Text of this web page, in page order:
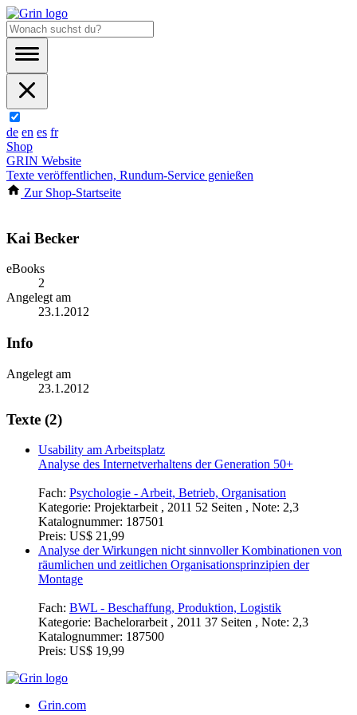
de en es fr
Shop
GRIN Website
Texte veröffentlichen, Rundum-Service genießen
Zur Shop-Startseite
Kai Becker
eBooks
2
Angelegt am
23.1.2012
Info
Angelegt am
23.1.2012
Texte (2)
Usability am Arbeitsplatz
Analyse des Internetverhaltens der Generation 50+
Fach: Psychologie - Arbeit, Betrieb, Organisation
Kategorie: Projektarbeit , 2011 52 Seiten , Note: 2,3
Katalognummer: 187501
Preis: US$ 21,99
Analyse der Wirkungen nicht sinnvoller Kombinationen von
räumlichen und zeitlichen Organisationsprinzipien der
Montage
Fach: BWL - Beschaffung, Produktion, Logistik
Kategorie: Bachelorarbeit , 2011 37 Seiten , Note: 2,3
Katalognummer: 187500
Preis: US$ 19,99
Grin.com